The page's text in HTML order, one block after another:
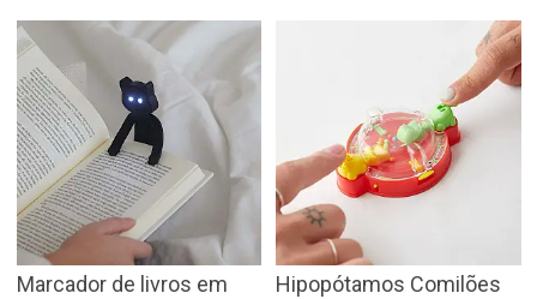
Marcador de livros em
Hipopótamos Comilões